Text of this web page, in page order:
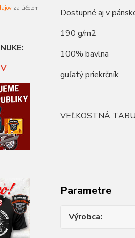
za účelom
Dostupné aj v
190 g/m2
100% bavlna
guľatý priekrčník
VEĽKOSTNÁ
Parametre
Výrobca